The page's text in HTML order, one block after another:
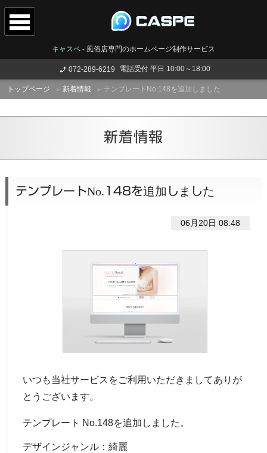
キャスペ - 風俗店専門のホームページ制作サービス
072-289-6219 電話受付 平日 10:00～18:00
トップページ 新着情報 テンプレートNo.148を追加しました
新着情報
テンプレートNo.148を追加しました
06月20日 08:48
いつも当社サービスをご利用いただきましてありが
とうございます。
テンプレート No.148を追加しました。
デザインジャンル：綺麗